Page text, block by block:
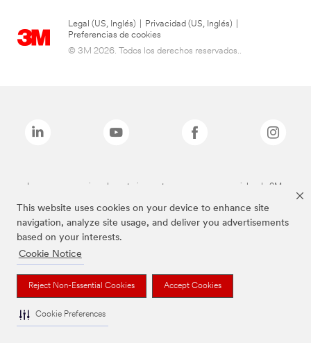
This website uses cookies on your device to enhance site
navigation, analyze site usage, and deliver you advertisements
based on your interests.
Cookie Notice
Reject Non-Essential Cookies Accept Cookies
Cookie Preferences
Legal (US, Inglés) Privacidad (US, Inglés)
Preferencias de cookies
© 3M 2026. Todos los derechos reservados..
Las marcas mencionadas anteriormente son marcas comerciales de 3M.